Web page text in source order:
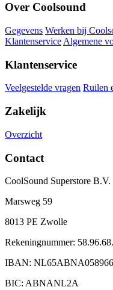
Over Coolsound
Gegevens Werken bij
Klantenservice Algemene
Klantenservice
Veelgestelde vragen Ruilen
Zakelijk
Overzicht
Contact
CoolSound Superstore B.V.
Marsweg 59
8013 PE Zwolle
Rekeningnummer:
IBAN:
BIC: ABNANL2A